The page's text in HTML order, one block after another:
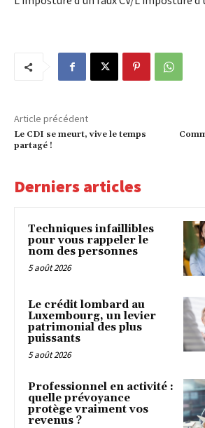
Article précédent
Le CDI se meurt, vive le temps
partagé !
Derniers articles
Techniques infaillibles
pour vous rappeler le
nom des personnes
5 août 2026
Le crédit lombard au
Luxembourg, un levier
patrimonial des plus
puissants
5 août 2026
Professionnel en activité :
quelle prévoyance
protège vraiment vos
revenus ?